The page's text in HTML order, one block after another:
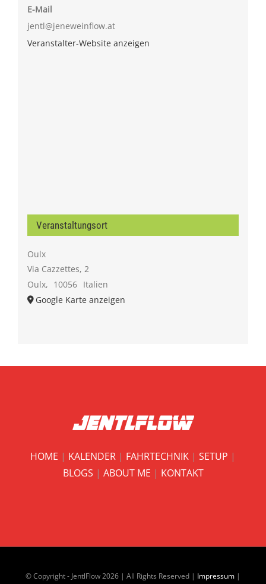
E-Mail
jentl@jeneweinflow.at
Veranstalter-Website anzeigen
Veranstaltungsort
Oulx
Via Cazzettes, 2
Oulx, 10056 Italien
Google Karte anzeigen
HOME | KALENDER | FAHRTECHNIK | SETUP |
BLOGS | ABOUT ME | KONTAKT
© Copyright - JentlFlow2026 | All Rights Reserved | Impressum |